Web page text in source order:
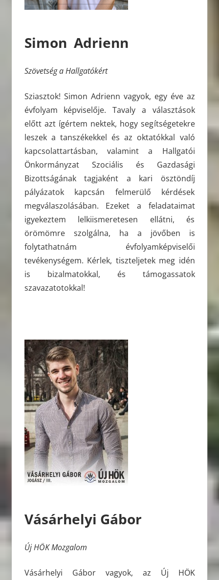
Simon Adrienn
Szövetség a Hallgatókért
Sziasztok! Simon Adrienn vagyok, egy éve az
évfolyam képviselője. Tavaly a választások
előtt azt ígértem nektek, hogy segítségetekre
leszek a tanszékekkel és az oktatókkal való
kapcsolattartásban, valamint a Hallgatói
Önkormányzat Szociális és Gazdasági
Bizottságának tagjaként a kari ösztöndíj
pályázatok kapcsán felmerülő kérdések
megválaszolásában. Ezeket a feladataimat
igyekeztem lelkiismeretesen ellátni, és
örömömre szolgálna, ha a jövőben is
folytathatnám évfolyamképviselői
tevékenységem. Kérlek, tiszteljetek meg idén
is bizalmatokkal, és támogassatok
szavazatotokkal!
Vásárhelyi Gábor
Új HÖK Mozgalom
Vásárhelyi Gábor vagyok, az Új HÖK